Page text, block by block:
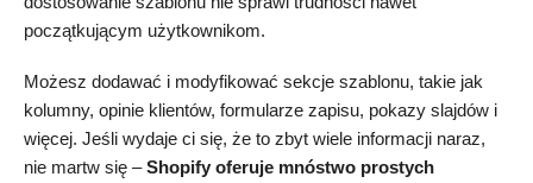
początkującym użytkownikom.
Możesz dodawać i modyfikować sekcje szablonu, takie jak
kolumny, opinie klientów, formularze zapisu, pokazy slajdów i
więcej. Jeśli wydaje ci się, że to zbyt wiele informacji naraz,
nie martw się –Shopify oferuje mnóstwo prostych